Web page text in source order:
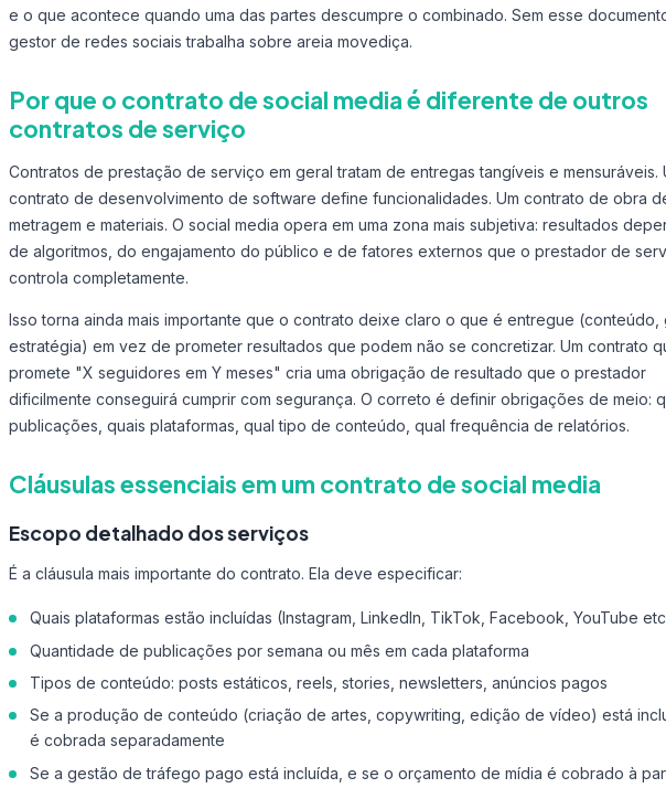
e o que acontece quando uma das partes descumpre o combinado. Sem esse
gestor de redes sociais trabalha sobre areia movediça.
Por que o contrato de social media é diferente de outros
contratos de serviço
Contratos de prestação de serviço em geral tratam de entregas tangíveis e mensuráveis.
contrato de desenvolvimento de software define funcionalidades. Um contrato de obra
metragem e materiais. O social media opera em uma zona mais subjetiva: resultados
de algoritmos, do engajamento do público e de fatores externos que o prestador de
controla completamente.
Isso torna ainda mais importante que o contrato deixe claro o que é entregue (conteúdo,
estratégia) em vez de prometer resultados que podem não se concretizar. Um contrato
promete "X seguidores em Y meses" cria uma obrigação de resultado que o prestador
dificilmente conseguirá cumprir com segurança. O correto é definir obrigações de meio:
publicações, quais plataformas, qual tipo de conteúdo, qual frequência de relatórios.
Cláusulas essenciais em um contrato de social media
Escopo detalhado dos serviços
É a cláusula mais importante do contrato. Ela deve especificar:
Quais plataformas estão incluídas (Instagram, LinkedIn, TikTok, Facebook, YouTube
Quantidade de publicações por semana ou mês em cada plataforma
Tipos de conteúdo: posts estáticos, reels, stories, newsletters, anúncios pagos
Se a produção de conteúdo (criação de artes, copywriting, edição de vídeo) está
é cobrada separadamente
Se a gestão de tráfego pago está incluída, e se o orçamento de mídia é cobrado à